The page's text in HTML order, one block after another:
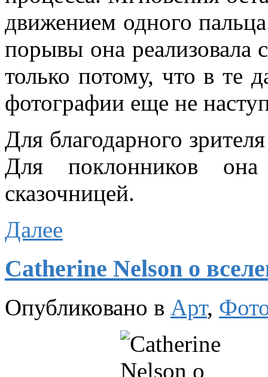
движением одного
порывы она
только потому, что в те
фотографии еще не
Для благодарного
Для поклонников она
сказочницей.
Далее
Catherine Nelson о
Опубликовано в Арт,